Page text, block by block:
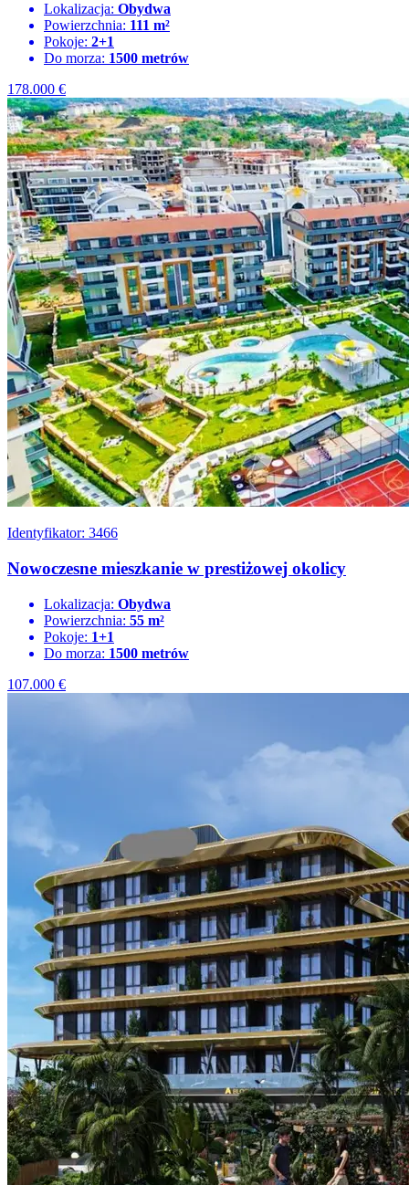
Lokalizacja: Obydwa
Powierzchnia: 111 m²
Pokoje: 2+1
Do morza: 1500 metrów
178.000 €
Identyfikator: 3466
Nowoczesne mieszkanie w prestiżowej okolicy
Lokalizacja: Obydwa
Powierzchnia: 55 m²
Pokoje: 1+1
Do morza: 1500 metrów
107.000 €